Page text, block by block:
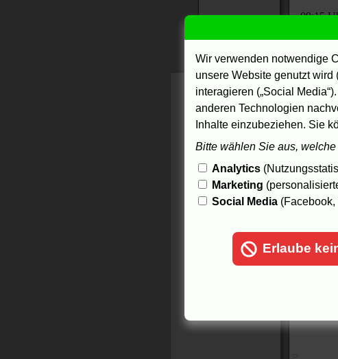
09:15
20:15
23:00
Hundes)
23:00
23:06
23:25
23:30
23:45
Tipps
Wir verwenden notwendige
unsere Website genutzt wird
interagieren („Social
anderen Technologien
Inhalte einzubeziehen. Sie
Bitte wählen Sie aus,
Analytics
Marketing
Social Media(Facebook,
Erlaube